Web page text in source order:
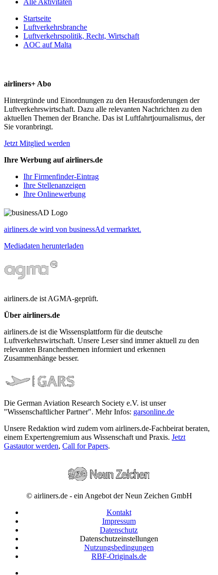
Startseite
Luftverkehrsbranche
Luftverkehrspolitik, Recht, Wirtschaft
AOC auf Malta
airliners+ Abo
Hintergründe und Einordnungen zu den Herausforderungen der
Luftverkehrswirtschaft. Dazu alle relevanten Nachrichten zu den
aktuellen Themen der Branche. Das ist Luftfahrtjournalismus, der
Sie voranbringt.
Jetzt Mitglied werden
Ihre Werbung auf airliners.de
Ihr Firmenfinder-Eintrag
Ihre Stellenanzeigen
Ihre Onlinewerbung
airliners.de wird von businessAd vermarktet.
Mediadaten herunterladen
airliners.de ist AGMA-geprüft.
Über airliners.de
airliners.de ist die Wissensplattform für die deutsche
Luftverkehrswirtschaft. Unsere Leser sind immer aktuell zu den
relevanten Branchenthemen informiert und erkennen
Zusammenhänge besser.
Die German Aviation Research Society e.V. ist unser
"Wissenschaftlicher Partner". Mehr Infos: garsonline.de
Unsere Redaktion wird zudem vom airliners.de-Fachbeirat beraten,
einem Expertengremium aus Wissenschaft und Praxis. Jetzt
Gastautor werden, Call for Papers.
© airliners.de - ein Angebot der Neun Zeichen GmbH
Kontakt
Impressum
Datenschutz
Datenschutzeinstellungen
Nutzungsbedingungen
RBF-Originals.de